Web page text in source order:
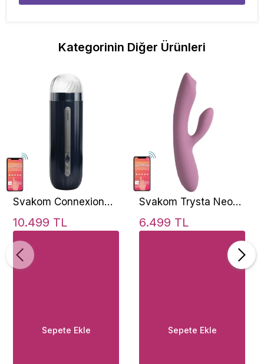
Kategorinin Diğer Ürünleri
Svakom Connexion
Series Hannes Neo
Telefon Kontrollü
Masturbator
10.499 TL
Sepete Ekle
Svakom Trysta Neo
App Controlled G-
Spot and Clitoris
6.499 TL
Sepete Ekle